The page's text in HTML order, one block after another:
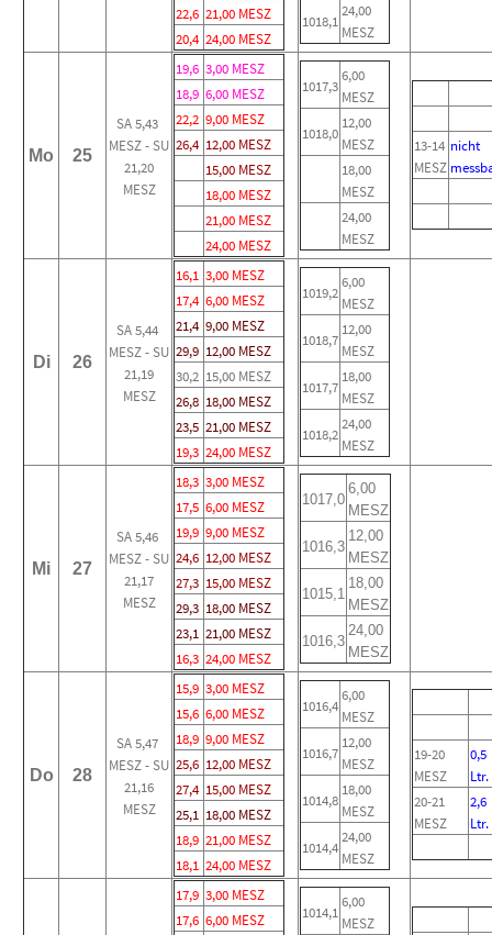
22,6 21,00 MESZ
20,4 24,00 MESZ
1018,1
24,00
MESZ
Mo 25
SA 5,43
MESZ - SU
21,20
MESZ
19,6 3,00 MESZ
18,9 6,00 MESZ
22,2 9,00 MESZ
26,4 12,00 MESZ
15,00 MESZ
18,00 MESZ
21,00 MESZ
24,00 MESZ
1017,3
6,00
MESZ
1018,0
12,00
MESZ
18,00
MESZ
24,00
MESZ
13-14
MESZ
nicht
Di 26
SA 5,44
MESZ - SU
21,19
MESZ
16,1 3,00 MESZ
17,4 6,00 MESZ
21,4 9,00 MESZ
29,9 12,00 MESZ
30,2 15,00 MESZ
26,8 18,00 MESZ
23,5 21,00 MESZ
19,3 24,00 MESZ
1019,2
6,00
MESZ
1018,7
12,00
MESZ
1017,7
18,00
MESZ
1018,2
24,00
MESZ
Mi 27
SA 5,46
MESZ - SU
21,17
MESZ
18,3 3,00 MESZ
17,5 6,00 MESZ
19,9 9,00 MESZ
24,6 12,00 MESZ
27,3 15,00 MESZ
29,3 18,00 MESZ
23,1 21,00 MESZ
16,3 24,00 MESZ
1017,0
6,00
MESZ
1016,3
12,00
MESZ
1015,1
18,00
MESZ
1016,3
24,00
MESZ
Do 28
SA 5,47
MESZ - SU
21,16
MESZ
15,9 3,00 MESZ
15,6 6,00 MESZ
18,9 9,00 MESZ
25,6 12,00 MESZ
27,4 15,00 MESZ
25,1 18,00 MESZ
18,9 21,00 MESZ
18,1 24,00 MESZ
1016,4
6,00
MESZ
1016,7
12,00
MESZ
1014,8
18,00
MESZ
1014,4
24,00
MESZ
19-20
MESZ
0,5
Ltr.
20-21
MESZ
2,6
Ltr.
17,9 3,00 MESZ
17,6 6,00 MESZ
1014,1
6,00
MESZ